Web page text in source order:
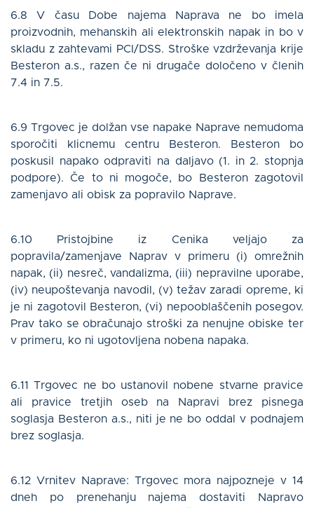
6.8 V času Dobe najema Naprava ne bo imela
proizvodnih, mehanskih ali elektronskih napak in bo v
skladu z zahtevami PCI/DSS. Stroške vzdrževanja krije
Besteron a.s., razen če ni drugače določeno v členih
7.4 in 7.5.
6.9 Trgovec je dolžan vse napake Naprave nemudoma
sporočiti klicnemu centru Besteron. Besteron bo
poskusil napako odpraviti na daljavo (1. in 2. stopnja
podpore). Če to ni mogoče, bo Besteron zagotovil
zamenjavo ali obisk za popravilo Naprave.
6.10 Pristojbine iz Cenika veljajo za
popravila/zamenjave Naprav v primeru (i) omrežnih
napak, (ii) nesreč, vandalizma, (iii) nepravilne uporabe,
(iv) neupoštevanja navodil, (v) težav zaradi opreme, ki
je ni zagotovil Besteron, (vi) nepooblaščenih posegov.
Prav tako se obračunajo stroški za nenujne obiske ter
v primeru, ko ni ugotovljena nobena napaka.
6.11 Trgovec ne bo ustanovil nobene stvarne pravice
ali pravice tretjih oseb na Napravi brez pisnega
soglasja Besteron a.s., niti je ne bo oddal v podnajem
brez soglasja.
6.12 Vrnitev Naprave: Trgovec mora najpozneje v 14
dneh po prenehanju najema dostaviti Napravo